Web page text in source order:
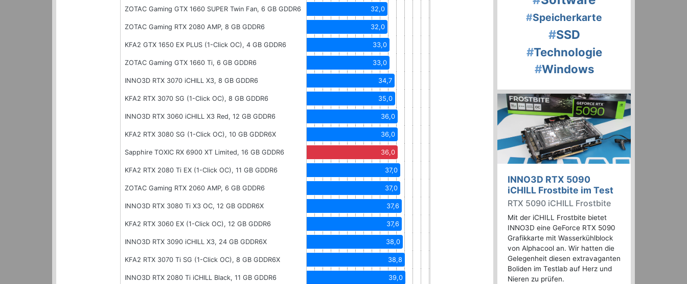
ZOTAC Gaming GTX 1660 SUPER Twin Fan, 6 GB GDDR6 32,0
ZOTAC Gaming RTX 2080 AMP, 8 GB GDDR6 32,0
KFA2 GTX 1650 EX PLUS (1-Click OC), 4 GB GDDR6 33,0
ZOTAC Gaming GTX 1660 Ti, 6 GB GDDR6 33,0
INNO3D RTX 3070 iCHILL X3, 8 GB GDDR6 34,7
KFA2 RTX 3070 SG (1-Click OC), 8 GB GDDR6 35,0
INNO3D RTX 3060 iCHILL X3 Red, 12 GB GDDR6 36,0
KFA2 RTX 3080 SG (1-Click OC), 10 GB GDDR6X 36,0
Sapphire TOXIC RX 6900 XT Limited, 16 GB GDDR6 36,0
KFA2 RTX 2080 Ti EX (1-Click OC), 11 GB GDDR6 37,0
ZOTAC Gaming RTX 2060 AMP, 6 GB GDDR6 37,0
INNO3D RTX 3080 Ti X3 OC, 12 GB GDDR6X 37,6
KFA2 RTX 3060 EX (1-Click OC), 12 GB GDDR6 37,6
INNO3D RTX 3090 iCHILL X3, 24 GB GDDR6X 38,0
KFA2 RTX 3070 Ti SG (1-Click OC), 8 GB GDDR6X 38,8
INNO3D RTX 2080 Ti iCHILL Black, 11 GB GDDR6 39,0
#Speicherkarte
#SSD
#Technologie
#Windows
INNO3D RTX 5090
iCHILL Frostbite im Test
RTX 5090 iCHILL Frostbite
Mit der iCHILL Frostbite bietet
INNO3D eine GeForce RTX 5090
Grafikkarte mit Wasserkühlblock
von Alphacool an. Wir hatten die
Gelegenheit diesen extravaganten
Boliden im Testlab auf Herz und
Nieren zu prüfen.